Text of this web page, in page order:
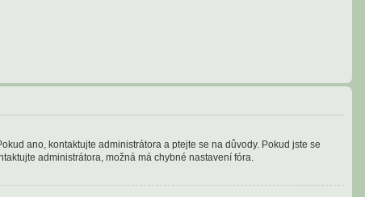
ano, kontaktujte administrátora a ptejte se na důvody. Pokud jste se
administrátora, možná má chybné nastavení fóra.